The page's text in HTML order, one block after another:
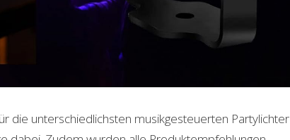
die unterschiedlichsten musikgesteuerten Partylichter